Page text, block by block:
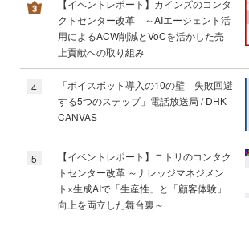
【イベントレポート】カインズのコンタ
クトセンター改革 ～AIエージェント活
用によるACW削減とVoCを活かした売
上貢献への取り組み
4
「ボイスボット導入の10の壁 失敗回避
する5つのステップ」電話放送局 / DHK
CANVAS
5
【イベントレポート】ニトリのコンタク
トセンター改革 ～ナレッジマネジメン
ト×生成AIで「生産性」と「顧客体験」
向上を両立した舞台裏～